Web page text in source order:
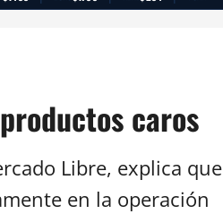
caros
Libre, explica que
en la operación